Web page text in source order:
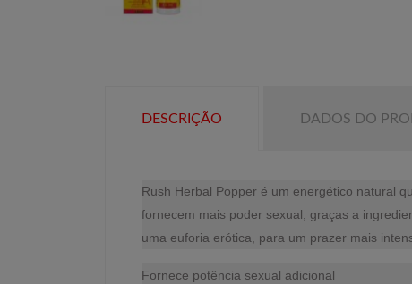
DESCRIÇÃO DADOS DO
Rush Herbal Popper é um energético natural
fornecem mais poder sexual, graças a
uma euforia erótica, para um prazer mais
Fornece potência sexual adicional